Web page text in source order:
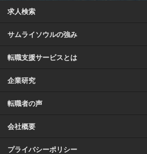
求人検索
サムライソウルの強み
転職支援サービスとは
企業研究
転職者の声
会社概要
プライバシーポリシー